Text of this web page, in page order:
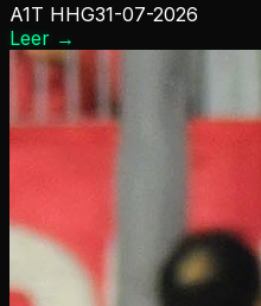
A1T HHG31-07-2026
Leer →